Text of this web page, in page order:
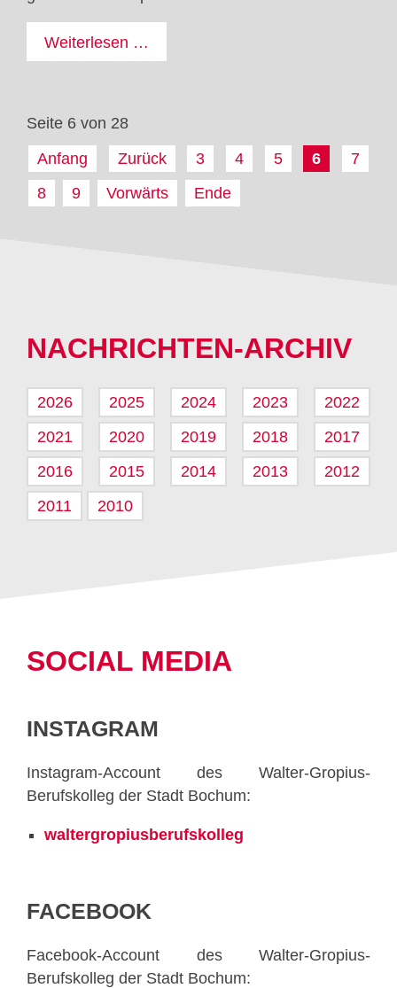
Weiterlesen …
2022/2023
Seite 6 von 28
Anfang
Zurück 3 4 5 6
7
8
9 Vorwärts Ende
NACHRICHTEN-ARCHIV
2026 2025 2024 2023
2022
2021
2020 2019 2018
2017
2016
2015 2014 2013
2012
2011
2010
SOCIAL MEDIA
INSTAGRAM
Instagram-Account des Walter-Gropius-
Berufskolleg der Stadt Bochum:
waltergropiusberufskolleg
FACEBOOK
Facebook-Account des Walter-Gropius-
Berufskolleg der Stadt Bochum: